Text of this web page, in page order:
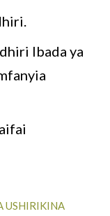
Ibada ya
USHIRIKINA